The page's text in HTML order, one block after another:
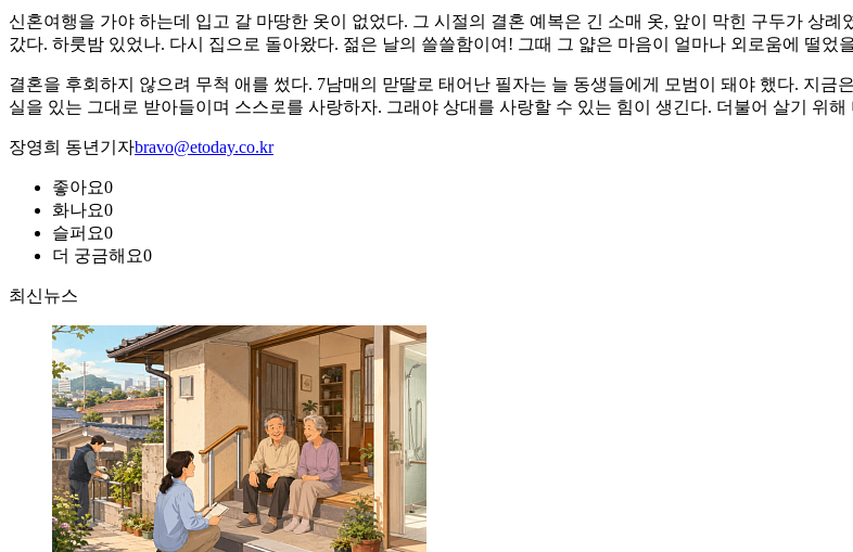
신혼여행을 가야 하는데 입고 갈 마땅한 옷이 없었다. 그 시절의 결혼 예복은 긴 소매 옷, 앞이 막힌 구두가 상
갔다. 하룻밤 있었나. 다시 집으로 돌아왔다. 젊은 날의 쓸쓸함이여! 그때 그 얇은 마음이 얼마나 외로움에 떨었
결혼을 후회하지 않으려 무척 애를 썼다. 7남매의 맏딸로 태어난 필자는 늘 동생들에게 모범이 돼야 했다. 지금
실을 있는 그대로 받아들이며 스스로를 사랑하자. 그래야 상대를 사랑할 수 있는 힘이 생긴다. 더불어 살기 위해
장영희 동년기자bravo@etoday.co.kr
좋아요0
화나요0
슬퍼요0
더 궁금해요0
최신뉴스